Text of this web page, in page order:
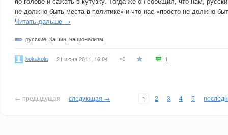
не должно быть места в политике» и что нас «просто не должно
Читать дальше →
русские Кашин национализм
kokakola 21 июня 2011, 16:04 1
← предыдущая следующая → 1 2 3 4 5